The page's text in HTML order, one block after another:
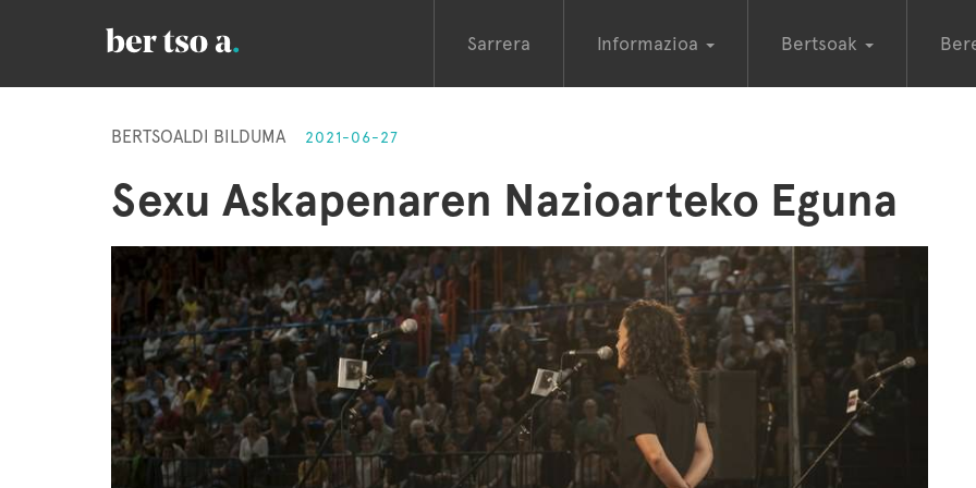
Sarrera Informazioa Bertsoak
BERTSOALDI BILDUMA 2021-06-27
Sexu Askapenaren Nazioarteko Eguna